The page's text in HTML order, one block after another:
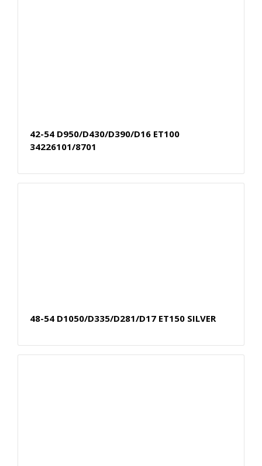
42-54 D950/D430/D390/D16 ET100
34226101/8701
48-54 D1050/D335/D281/D17 ET150 SILVER